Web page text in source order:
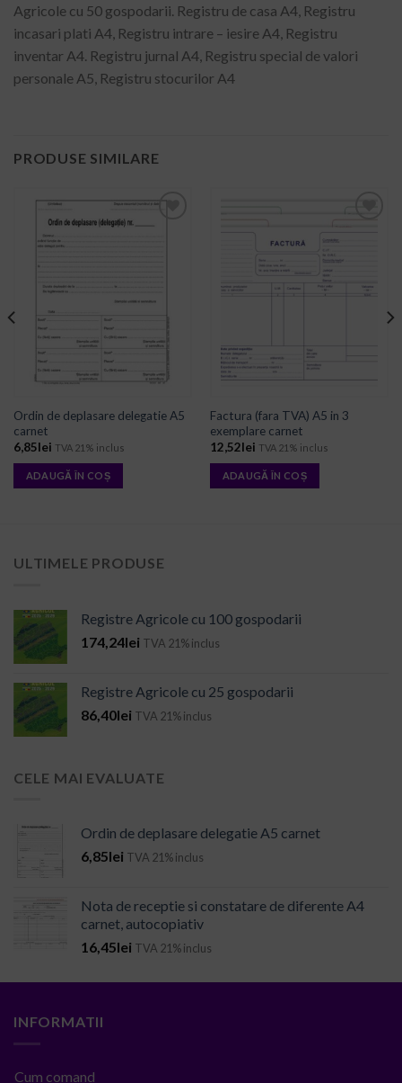
Agricole cu 50 gospodarii. Registru de casa A4, Registru
incasari plati A4, Registru intrare – iesire A4, Registru
inventar A4. Registru jurnal A4, Registru special de valori
personale A5, Registru stocurilor A4
PRODUSE SIMILARE
Ordin de deplasare delegatie A5
carnet
6,85lei TVA 21% inclus
ADAUGĂ ÎN COȘ
WISHLIST
Factura (fara TVA) A5 in 3
exemplare carnet
12,52lei TVA 21% inclus
ADAUGĂ ÎN COȘ
ULTIMELE PRODUSE
Registre Agricole cu 100 gospodarii
174,24lei TVA 21% inclus
Registre Agricole cu 25 gospodarii
86,40lei TVA 21% inclus
CELE MAI EVALUATE
Ordin de deplasare delegatie A5 carnet
6,85lei TVA 21% inclus
Nota de receptie si constatare de diferente A4
carnet, autocopiativ
16,45lei TVA 21% inclus
INFORMATII
Cum comand